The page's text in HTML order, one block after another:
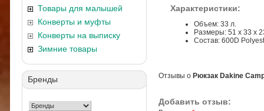
Товары для малышей
Конверты и муфты
Конверты на выписку
Зимние товары
Бренды
Характеристики:
Объем: 33 л.
Размеры: 51 x 33 x
Состав: 600D
Отзывы о Рюкзак Dakine
Добавить отзыв: